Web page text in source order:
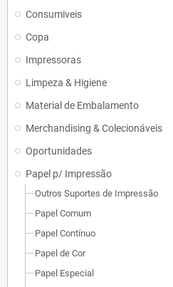
Consumiveis
Copa
Impressoras
Limpeza & Higiene
Material de Embalamento
Merchandising & Colecionáveis
Oportunidades
Papel p/ Impressão
Outros Suportes de Impressão
Papel Comum
Papel Contínuo
Papel de Cor
Papel Especial